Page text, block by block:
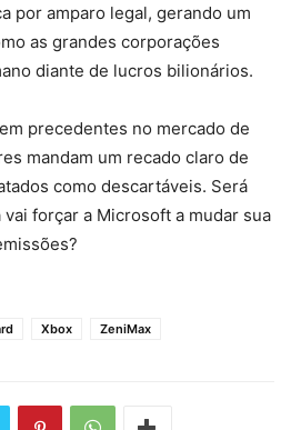
por amparo legal, gerando um
as grandes corporações
diante de lucros bilionários.
precedentes no mercado de
mandam um recado claro de
como descartáveis. Será
forçar a Microsoft a mudar sua
Xbox ZeniMax